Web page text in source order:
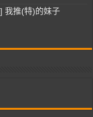
我推(特)的妹子